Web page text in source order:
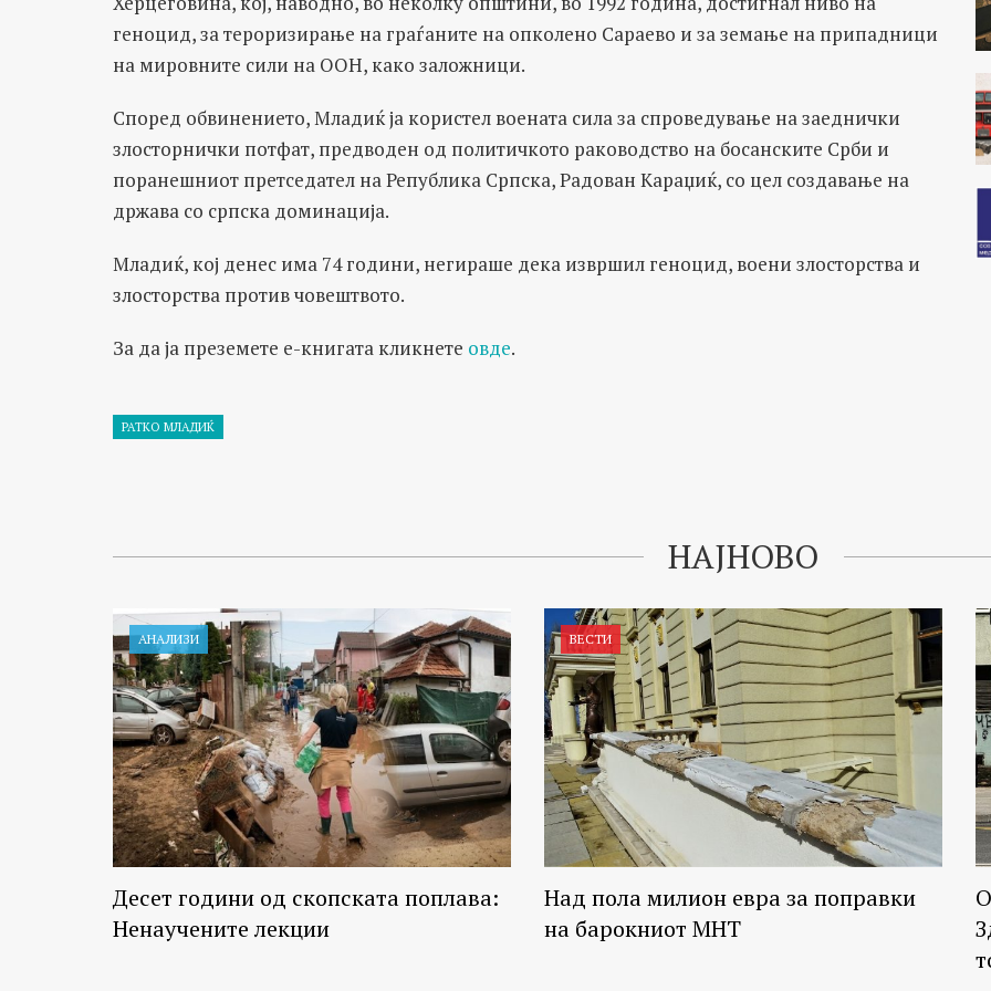
геноцид, за тероризирање на граѓаните на опколено Сараево и за земање на припадници
на мировните сили на ООН, како заложници.
Според обвинението, Младиќ ја користел воената сила за спроведување на заеднички
злосторнички потфат, предводен од политичкото раководство на босанските Срби и
поранешниот претседател на Република Српска, Радован Караџиќ, со цел создавање на
држава со српска доминација.
Младиќ, кој денес има 74 години, негираше дека извршил геноцид, воени злосторства и
злосторства против човештвото.
За да ја преземете е-книгата кликнете овде.
РАТКО МЛАДИЌ
НАЈНОВО
АНАЛИЗИ
Десет години од скопската поплава:
Ненаучените лекции
ВЕСТИ
Над пола милион евра за поправки
на барокниот МНТ